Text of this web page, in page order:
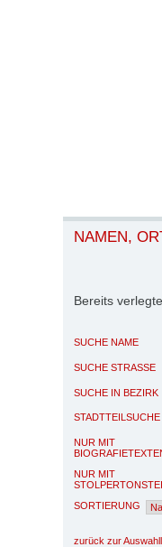
NAMEN,
Bereits
SUCHE NAME
SUCHE STRASSE
SUCHE IN BEZIRK
STADTTEILSUCHE
NUR MIT
NUR MIT
SORTIERUNG
zurück zur